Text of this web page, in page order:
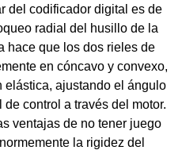
del codificador digital es de
radial del husillo de la
hace que los dos rieles de
en cóncavo y convexo,
elástica, ajustando el ángulo
control a través del motor.
ventajas de no tener juego
la rigidez del